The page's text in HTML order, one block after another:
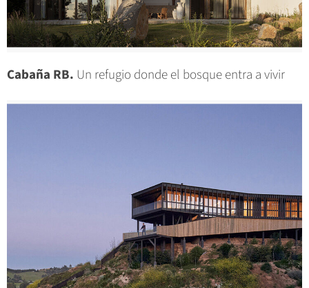
Cabaña RB. Un refugio donde el bosque entra a vivir